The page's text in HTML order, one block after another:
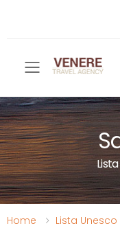
Home Lista Unesco